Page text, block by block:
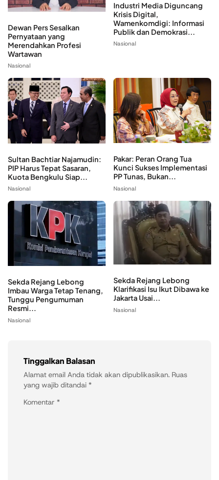
Dewan Pers Sesalkan
Pernyataan yang
Merendahkan Profesi
Wartawan
Nasional
Industri Media Diguncang
Krisis Digital,
Wamenkomdigi: Informasi
Publik dan Demokrasi...
Nasional
Sultan Bachtiar Najamudin:
PIP Harus Tepat Sasaran,
Kuota Bengkulu Siap...
Nasional
Pakar: Peran Orang Tua
Kunci Sukses Implementasi
PP Tunas, Bukan...
Nasional
Sekda Rejang Lebong
Imbau Warga Tetap Tenang,
Tunggu Pengumuman
Resmi...
Nasional
Sekda Rejang Lebong
Klarifikasi Isu Ikut Dibawa ke
Jakarta Usai...
Nasional
Tinggalkan Balasan
Alamat email Anda tidak akan dipublikasikan. Ruas
yang wajib ditandai *
Komentar *